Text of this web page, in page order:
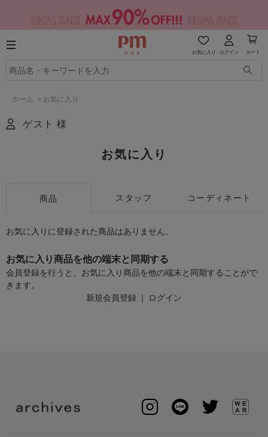
お気に入り ログイン カート
ホーム > お気に入り
ゲスト 様
お気に入り
商品 スタッフ コーディネート
お気に入りに登録された商品はありません。
お気に入り商品を他の端末と同期する
会員登録を行うと、お気に入り商品を他の端末と同期することがで
きます。
新規会員登録 ｜ ログイン